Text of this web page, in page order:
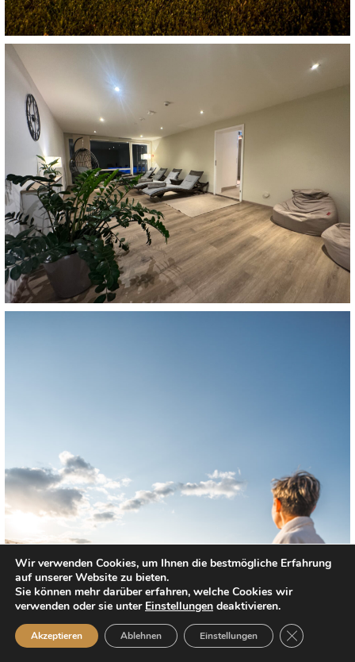
Wir verwenden Cookies, um Ihnen die bestmögliche Erfahrung
auf unserer Website zu bieten.
Sie können mehr darüber erfahren, welche Cookies wir
verwenden oder sie unter Einstellungen deaktivieren.
Akzeptieren Ablehnen Einstellungen GDPR